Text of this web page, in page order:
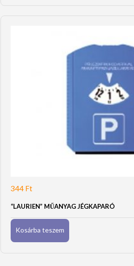
344 Ft
“LAURIEN” MŰANYAG JÉGKAPARÓ
Kosárba teszem